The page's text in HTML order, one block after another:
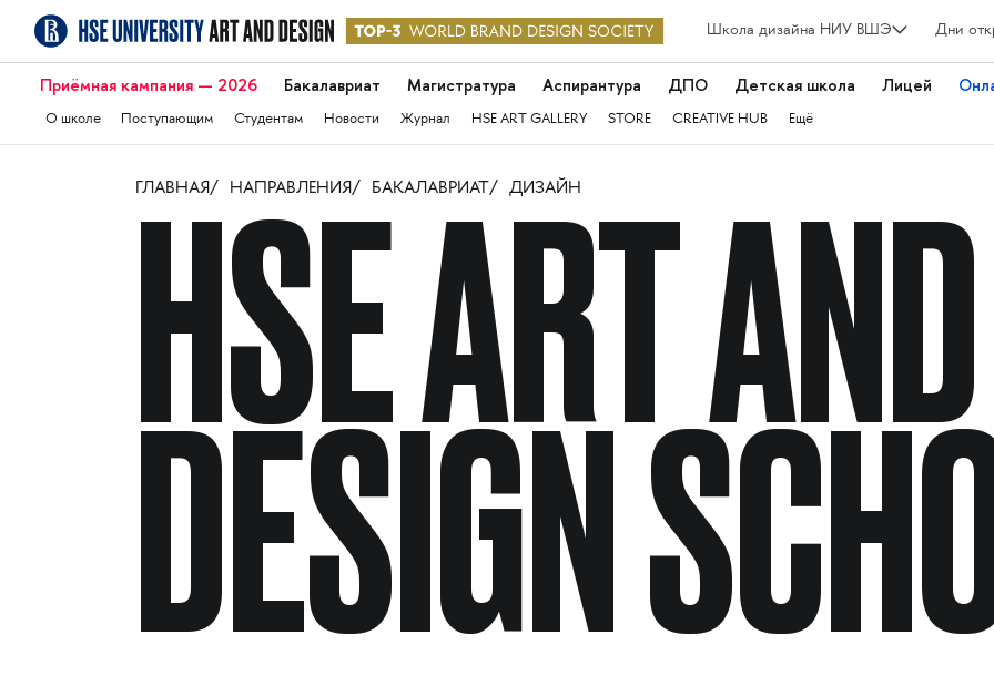
Школа дизайна НИУ ВШЭ Дни
Приёмная кампания — 2026 Бакалавриат Магистратура Аспирантура ДПО Детская школа Лицей
О школе Поступающим Студентам Новости Журнал HSE ART GALLERY STORE CREATIVE HUB Ещё
ГЛАВНАЯ НАПРАВЛЕНИЯ БАКАЛАВРИАТ ДИЗАЙН
HSE ART AND
DESIGN